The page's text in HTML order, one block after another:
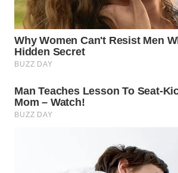
WN
CIANJUR
WN
SERIBU
WN